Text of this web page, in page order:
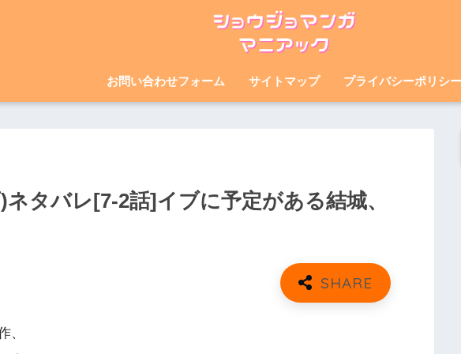
お問い合わせフォーム サイトマップ プライバシーポリシー
タバレ[7-2話]イブに予定がある結城、
、